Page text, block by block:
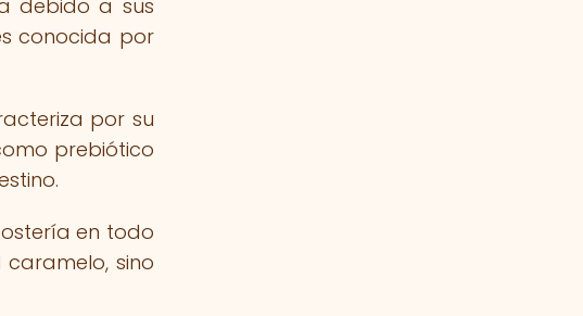
debido a sus
conocida por
por su
prebiótico
en todo
sino